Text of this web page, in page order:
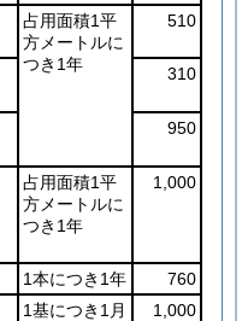
占用面積1平
方メートルに
つき1年
510
310
950
占用面積1平
方メートルに
つき1年
1,000
1本につき1年
760
1基につき1月 1,000